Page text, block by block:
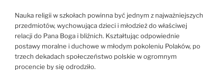
Nauka religii w szkołach powinna być jednym z najważniejszych
przedmiotów, wychowująca dzieci i młodzież do właściwej
relacji do Pana Boga i bliźnich. Kształtując odpowiednie
postawy moralne i duchowe w młodym pokoleniu Polaków, po
trzech dekadach społeczeństwo polskie w ogromnym
procencie by się odrodziło.